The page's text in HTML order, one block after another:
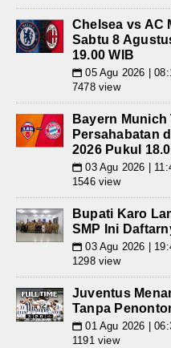
Chelsea vs AC
Sabtu 8
19.00 WIB
📅 05 Agu 2026 |
7478 view
Bayern
Persahabatan
2026 Pukul
📅 03 Agu 2026 |
1546 view
Bupati Karo
SMP Ini
📅 03 Agu 2026 |
1298 view
Juventus
Tanpa
📅 01 Agu 2026 |
1191 view